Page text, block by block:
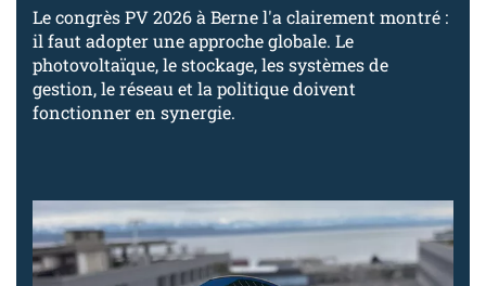
Le congrès PV 2026 à Berne l'a clairement montré :
il faut adopter une approche globale. Le
photovoltaïque, le stockage, les systèmes de
gestion, le réseau et la politique doivent
fonctionner en synergie.